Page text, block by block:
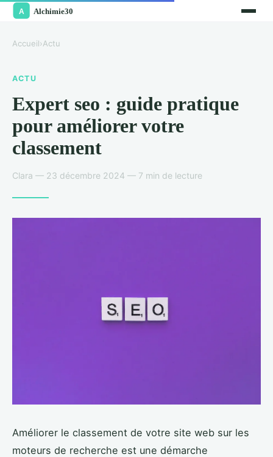
Accueil›Actu
ACTU
Expert seo : guide pratique
pour améliorer votre
classement
Clara — 23 décembre 2024 — 7 min de lecture
Améliorer le classement de votre site web sur les
moteurs de recherche est une démarche